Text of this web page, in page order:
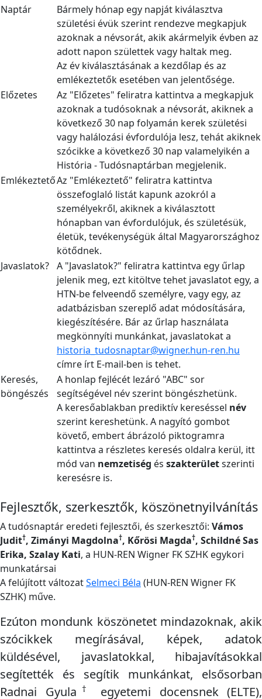
Naptár
Bármely hónap egy napját kiválasztva
születési évük szerint rendezve megkapjuk
azoknak a névsorát, akik akármelyik évben az
adott napon születtek vagy haltak meg.
Az év kiválasztásának a kezdőlap és az
emlékeztetők esetében van jelentősége.
Előzetes
Az "Előzetes" feliratra kattintva a megkapjuk
azoknak a tudósoknak a névsorát, akiknek a
következő 30 nap folyamán kerek születési
vagy halálozási évfordulója lesz, tehát akiknek
szócikke a következő 30 nap valamelyikén a
História - Tudósnaptárban megjelenik.
EmlékeztetőAz "Emlékeztető" feliratra kattintva
összefoglaló listát kapunk azokról a
személyekről, akiknek a kiválasztott
hónapban van évfordulójuk, és születésük,
életük, tevékenységük által Magyarországhoz
kötődnek.
Javaslatok? A "Javaslatok?" feliratra kattintva egy űrlap
jelenik meg, ezt kitöltve tehet javaslatot egy, a
HTN-be felveendő személyre, vagy egy, az
adatbázisban szereplő adat módosítására,
kiegészítésére. Bár az űrlap használata
megkönnyíti munkánkat, javaslatokat a
historia_tudosnaptar@wigner.hun-ren.hu
címre írt E-mail-ben is tehet.
Keresés,
böngészés
A honlap fejlécét lezáró "ABC" sor
segítségével név szerint böngészhetünk.
A keresőablakban prediktív kereséssel név
szerint kereshetünk. A nagyító gombot
követő, embert ábrázoló piktogramra
kattintva a részletes keresés oldalra kerül, itt
mód van nemzetiség és szakterületszerinti
keresésre is.
Fejlesztők, szerkesztők, köszönetnyilvánítás
A tudósnaptár eredeti fejlesztői, és szerkesztői: Vámos
Judit†, Zimányi Magdolna†, Kőrösi Magda†, Schildné Sas
Erika, Szalay Kati, a HUN-REN Wigner FK SZHK egykori
munkatársai
A felújított változatSelmeci Béla (HUN-REN Wigner FK
SZHK) műve.
Ezúton mondunk köszönetet mindazoknak, akik
szócikkek megírásával, képek, adatok
küldésével, javaslatokkal, hibajavításokkal
segítették és segítik munkánkat, elsősorban
Radnai Gyula † egyetemi docensnek (ELTE),